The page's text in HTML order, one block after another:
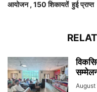
आयोजन , 150 शिकायतें हुई प्राप्त
August